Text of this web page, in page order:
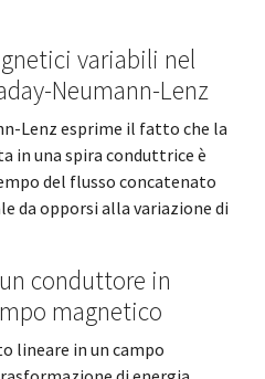
variabili nel
Neumann-Lenz
Lenz esprime il fatto che la
una spira conduttrice è
del flusso concatenato
da opporsi alla variazione di
conduttore in
magnetico
lineare in un campo